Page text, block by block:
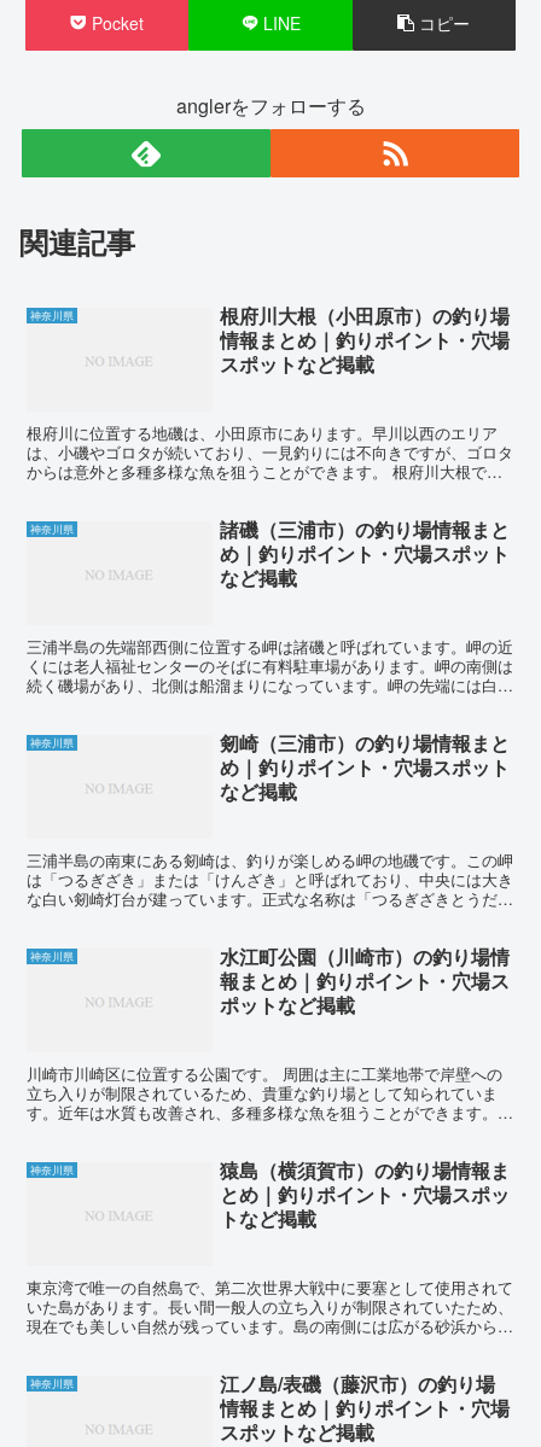
Pocket LINE コピー
anglerをフォローする
関連記事
神奈川県
根府川大根（小田原市）の釣り場
情報まとめ｜釣りポイント・穴場
スポットなど掲載
根府川に位置する地磯は、小田原市にあります。早川以西のエリア
は、小磯やゴロタが続いており、一見釣りには不向きですが、ゴロタ
からは意外と多種多様な魚を狙うことができます。 根府川大根で釣
神奈川県
諸磯（三浦市）の釣り場情報まと
め｜釣りポイント・穴場スポット
など掲載
三浦半島の先端部西側に位置する岬は諸磯と呼ばれています。岬の近
くには老人福祉センターのそばに有料駐車場があります。岬の南側は
続く磯場があり、北側は船溜まりになっています。岬の先端には白い
神奈川県
剱崎（三浦市）の釣り場情報まと
め｜釣りポイント・穴場スポット
など掲載
三浦半島の南東にある剱崎は、釣りが楽しめる岬の地磯です。この岬
は「つるぎざき」または「けんざき」と呼ばれており、中央には大き
な白い剱崎灯台が建っています。正式な名称は「つるぎざきとうだ
神奈川県
水江町公園（川崎市）の釣り場情
報まとめ｜釣りポイント・穴場ス
ポットなど掲載
川崎市川崎区に位置する公園です。 周囲は主に工業地帯で岸壁への
立ち入りが制限されているため、貴重な釣り場として知られていま
す。近年は水質も改善され、多種多様な魚を狙うことができます。
神奈川県
猿島（横須賀市）の釣り場情報ま
とめ｜釣りポイント・穴場スポッ
トなど掲載
東京湾で唯一の自然島で、第二次世界大戦中に要塞として使用されて
いた島があります。長い間一般人の立ち入りが制限されていたため、
現在でも美しい自然が残っています。島の南側には広がる砂浜から
神奈川県
江ノ島/表磯（藤沢市）の釣り場
情報まとめ｜釣りポイント・穴場
スポットなど掲載